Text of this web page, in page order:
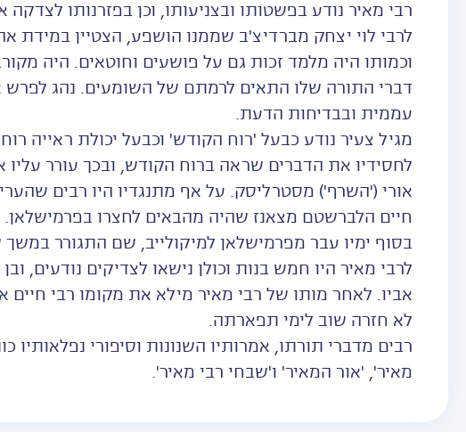
רבי מאיר נודע בפשטותו ובצניעותו, וכן בפזרנותו
לרבי לוי יצחק מברדיצ'ב שממנו הושפע, הצטיין במידת
וכמותו היה מלמד זכות גם על פושעים וחוטאים. היה
דברי התורה שלו התאים לרמתם של השומעים. נהג לפרש
עממית ובבדיחות הדעת.
מגיל צעיר נודע כבעל 'רוח הקודש' וכבעל יכולת ראייה
לחסידיו את הדברים שראה ברוח הקודש, ובכך עורר
אורי ('השרף') מסטרליסק. על אף מתנגדיו היו רבים
חיים הלברשטם מצאנז שהיה מהבאים לחצרו בפרמישלאן.
בסוף ימיו עבר מפרמישלאן למיקולייב, שם התגורר
לרבי מאיר היו חמש בנות וכולן נישאו לצדיקים נודעים,
אביו. לאחר מותו של רבי מאיר מילא את מקומו רבי
לא חזרה שוב לימי תפארתה.
רבים מדברי תורתו, אמרותיו השנונות וסיפורי נפלאותיו
מאיר', 'אור המאיר' ו'שבחי רבי מאיר'.